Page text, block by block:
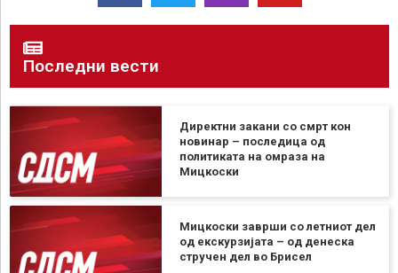
Последни вести
Директни закани со смрт кон
новинар – последица од
политиката на омраза на
Мицкоски
Мицкоски заврши со летниот дел
од екскурзијата – од денеска
стручен дел во Брисел